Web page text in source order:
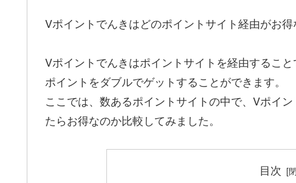
Vポイントでんきはどのポイントサイト経由がお得
Vポイントでんきはポイントサイトを経由するこ
ポイントをダブルでゲットすることができます。
ここでは、数あるポイントサイトの中で、Vポイ
たらお得なのか比較してみました。
目次